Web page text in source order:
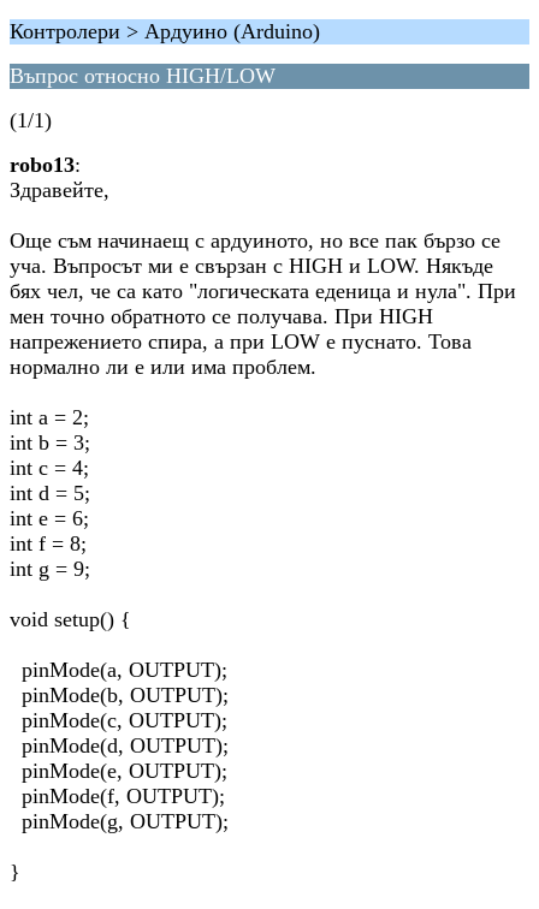
Контролери > Ардуино (Arduino)
Въпрос относно HIGH/LOW
(1/1)
robo13:
Здравейте,
Още съм начинаещ с ардуиното, но все пак бързо се
уча. Въпросът ми е свързан с HIGH и LOW. Някъде
бях чел, че са като "логическата еденица и нула". При
мен точно обратното се получава. При HIGH
напрежението спира, а при LOW е пуснато. Това
нормално ли е или има проблем.
int a = 2;
int b = 3;
int c = 4;
int d = 5;
int e = 6;
int f = 8;
int g = 9;
void setup() {
pinMode(a, OUTPUT);
pinMode(b, OUTPUT);
pinMode(c, OUTPUT);
pinMode(d, OUTPUT);
pinMode(e, OUTPUT);
pinMode(f, OUTPUT);
pinMode(g, OUTPUT);
}